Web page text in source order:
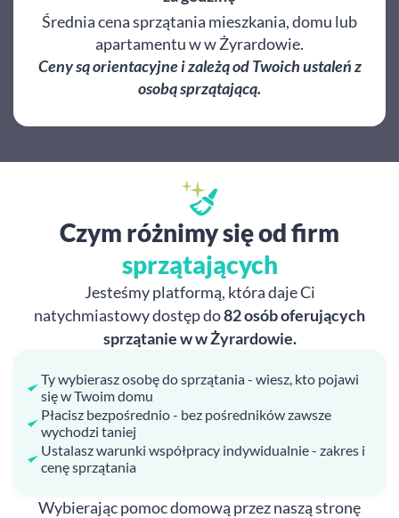
Średnia cena sprzątania mieszkania, domu lub
apartamentu w w Żyrardowie.
Ceny są orientacyjne i zależą od Twoich ustaleń z
osobą sprzątającą.
Czym różnimy się od firm
sprzątających
Jesteśmy platformą, która daje Ci
natychmiastowy dostęp do82 osób oferujących
sprzątanie w w Żyrardowie.
Ty wybierasz osobę do sprzątania - wiesz, kto pojawi
się w Twoim domu
Płacisz bezpośrednio - bez pośredników zawsze
wychodzi taniej
Ustalasz warunki współpracy indywidualnie - zakres i
cenę sprzątania
Wybierając pomoc domową przez naszą stronę